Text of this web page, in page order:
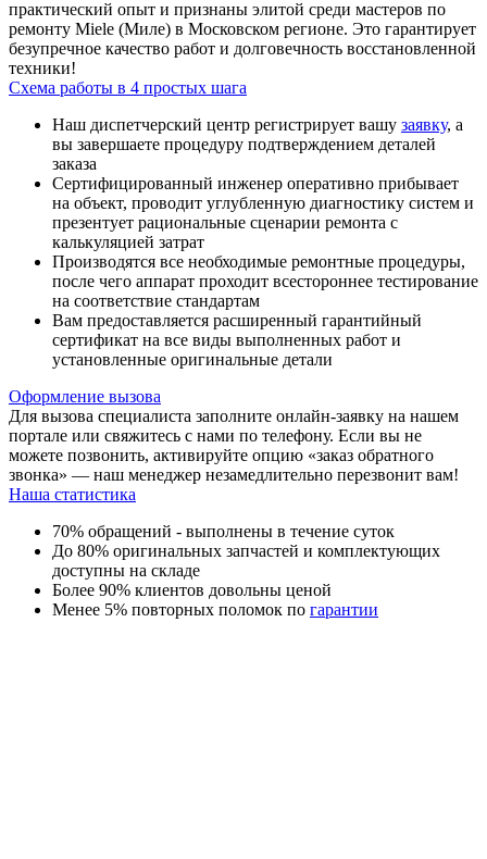
практический опыт и признаны элитой среди мастеров по
ремонту Miele (Миле) в Московском регионе. Это гарантирует
безупречное качество работ и долговечность восстановленной
техники!
Схема работы в 4 простых шага
Наш диспетчерский центр регистрирует вашу заявку, а
вы завершаете процедуру подтверждением деталей
заказа
Сертифицированный инженер оперативно прибывает
на объект, проводит углубленную диагностику систем и
презентует рациональные сценарии ремонта с
калькуляцией затрат
Производятся все необходимые ремонтные процедуры,
после чего аппарат проходит всестороннее тестирование
на соответствие стандартам
Вам предоставляется расширенный гарантийный
сертификат на все виды выполненных работ и
установленные оригинальные детали
Оформление вызова
Для вызова специалиста заполните онлайн-заявку на нашем
портале или свяжитесь с нами по телефону. Если вы не
можете позвонить, активируйте опцию «заказ обратного
звонка» — наш менеджер незамедлительно перезвонит вам!
Наша статистика
70% обращений - выполнены в течение суток
До 80% оригинальных запчастей и комплектующих
доступны на складе
Более 90% клиентов довольны ценой
Менее 5% повторных поломок по гарантии